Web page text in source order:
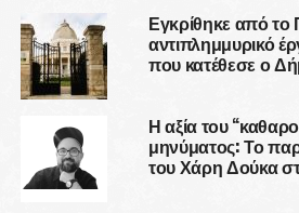
Εγκρίθηκε από το
αντιπλημμυρικό
που κατέθεσε ο
Η αξία του
μηνύματος: Το
του Χάρη Δούκα